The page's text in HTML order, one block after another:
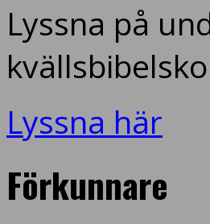
Lyssna på
Lyssna här
Förkunnare